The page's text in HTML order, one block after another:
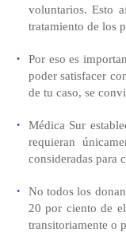
voluntarios. Esto
tratamiento de los
Por eso es
poder satisfacer
de tu caso, se
Médica Sur
requieran
consideradas para
No todos los
20 por ciento de
transitoriamente o